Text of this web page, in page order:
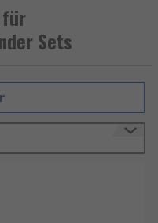
verschiedenen
modulare
Maschinenbau
entscheidend
Sets